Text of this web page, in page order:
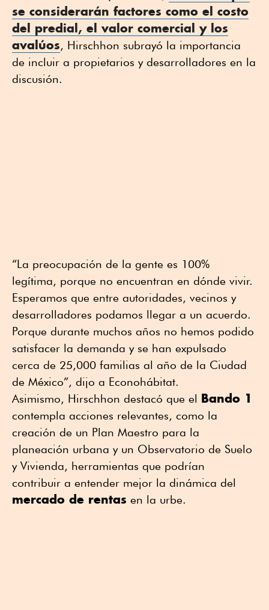
se considerarán factores como el costo
del predial, el valor comercial y los
avalúos, Hirschhon subrayó la importancia
de incluir a propietarios y desarrolladores en la
discusión.
“La preocupación de la gente es 100%
legítima, porque no encuentran en dónde vivir.
Esperamos que entre autoridades, vecinos y
desarrolladores podamos llegar a un acuerdo.
Porque durante muchos años no hemos podido
satisfacer la demanda y se han expulsado
cerca de 25,000 familias al año de la Ciudad
de México”, dijo a Econohábitat.
Asimismo, Hirschhon destacó que el Bando 1
contempla acciones relevantes, como la
creación de un Plan Maestro para la
planeación urbana y un Observatorio de Suelo
y Vivienda, herramientas que podrían
contribuir a entender mejor la dinámica del
mercado de rentas en la urbe.